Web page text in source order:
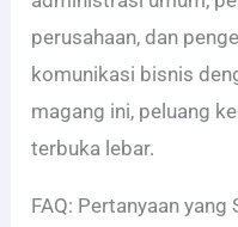
perusahaan, dan
komunikasi bisnis
magang ini, peluang
terbuka lebar.
FAQ: Pertanyaan yang